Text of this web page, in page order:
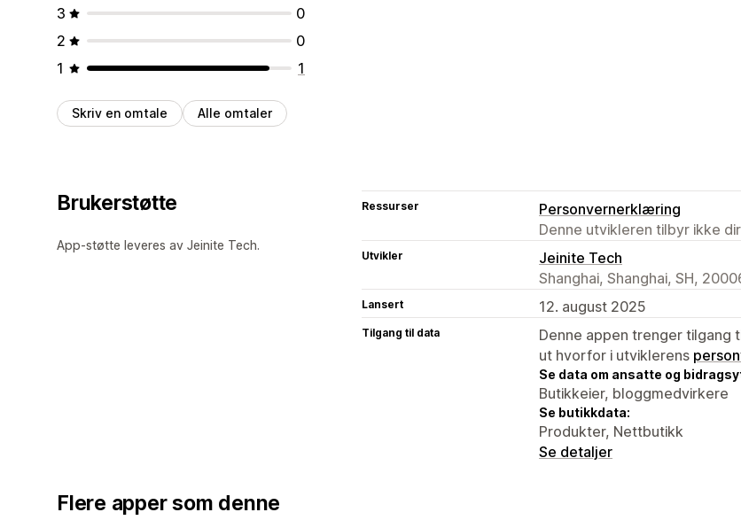
3
0
2
0
1
1
Skriv en omtale Alle omtaler
Brukerstøtte
App-støtte leveres av Jeinite Tech.
Ressurser
Personvernerklæring
Denne utvikleren tilbyr ikke
Utvikler
Jeinite Tech
Shanghai, Shanghai, SH,
Lansert 12. august 2025
Tilgang til data
Denne appen trenger tilgang
ut hvorfor i utviklerens
Se data om ansatte og
Butikkeier, bloggmedvirkere
Se butikkdata:
Produkter, Nettbutikk
Se detaljer
Flere apper som denne